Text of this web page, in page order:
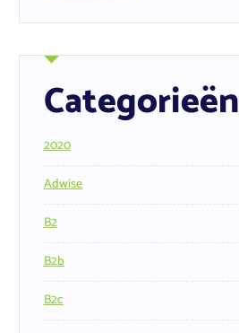
Categorieën
2020
Adwise
B2
B2b
B2c